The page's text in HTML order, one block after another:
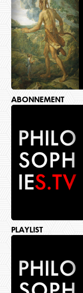
ABONNEMENT
PLAYLIST